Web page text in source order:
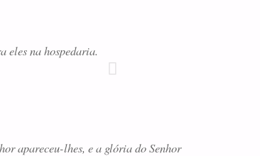
eles na hospedaria.
apareceu-lhes, e a glória do Senhor